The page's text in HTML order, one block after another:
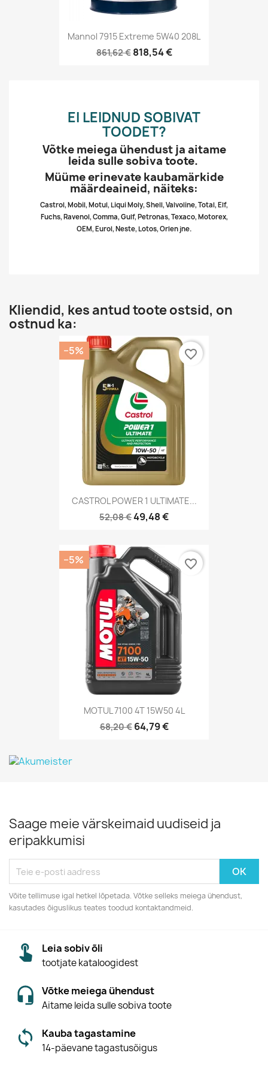
Mannol 7915 Extreme 5W40 208L
861,62 € 818,54 €
EI LEIDNUD SOBIVAT
TOODET?
Võtke meiega ühendust ja aitame
leida sulle sobiva toote.
Müüme erinevate kaubamärkide
määrdeaineid, näiteks:
Castrol, Mobil, Motul, Liqui Moly, Shell, Valvoline, Total, Elf,
Fuchs, Ravenol, Comma, Gulf, Petronas, Texaco, Motorex,
OEM, Eurol, Neste, Lotos, Orlen jne.
Kliendid, kes antud toote ostsid, on
ostnud ka:
CASTROL POWER 1 ULTIMATE...
52,08 €49,48 €
−5% favorite_border
MOTUL 7100 4T 15W50 4L
68,20 € 64,79 €
−5% favorite_border
Saage meie värskeimaid uudiseid ja
eripakkumisi
Võite tellimuse igal hetkel lõpetada. Võtke selleks meiega ühendust,
kasutades õiguslikus teates toodud kontaktandmeid.
Leia sobiv õli
tootjate kataloogidest
Võtke meiega ühendust
Aitame leida sulle sobiva toote
Kauba tagastamine
14-päevane tagastusõigus